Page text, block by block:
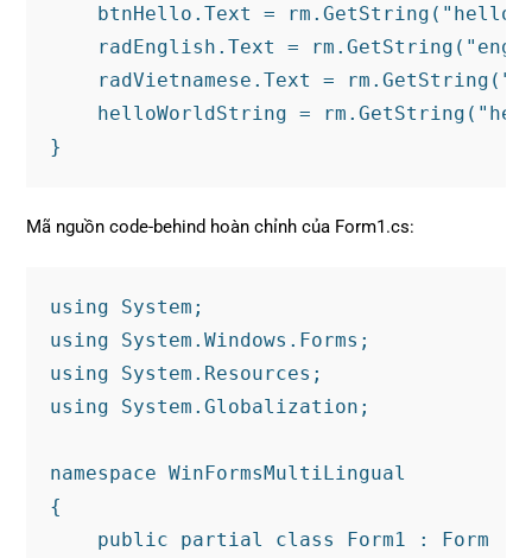
btnHello.Text =
radEnglish.Text =
radVietnamese.Text =
helloWorldString =
}
Mã nguồn code-behind hoàn chỉnh của Form1.cs:
using System;
using System.Windows.Forms;
using System.Resources;
using System.Globalization;
namespace WinFormsMultiLingual
{
    public partial class Form1 : Form